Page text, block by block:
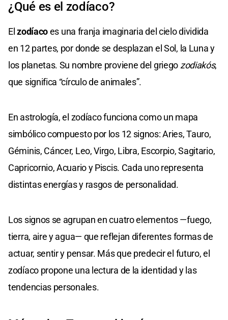
¿Qué es el zodíaco?
Elzodíacoes una franja imaginaria del cielo dividida
en 12 partes, por donde se desplazan el Sol, la Luna y
los planetas. Su nombre proviene del griego zodiakós,
que significa “círculo de animales”.
En astrología, el zodíaco funciona como un mapa
simbólico compuesto por los 12 signos: Aries, Tauro,
Géminis, Cáncer, Leo, Virgo, Libra, Escorpio, Sagitario,
Capricornio, Acuario y Piscis. Cada uno representa
distintas energías y rasgos de personalidad.
Los signos se agrupan en cuatro elementos —fuego,
tierra, aire y agua— que reflejan diferentes formas de
actuar, sentir y pensar. Más que predecir el futuro, el
zodíaco propone una lectura de la identidad y las
tendencias personales.